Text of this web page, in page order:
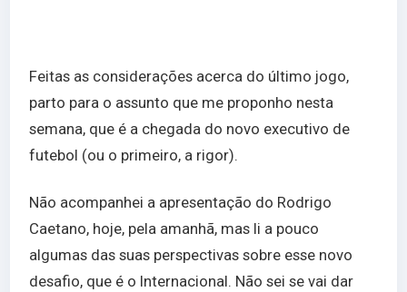
Feitas as considerações acerca do último jogo,
parto para o assunto que me proponho nesta
semana, que é a chegada do novo executivo de
futebol (ou o primeiro, a rigor).
Não acompanhei a apresentação do Rodrigo
Caetano, hoje, pela amanhã, mas li a pouco
algumas das suas perspectivas sobre esse novo
desafio, que é o Internacional. Não sei se vai dar